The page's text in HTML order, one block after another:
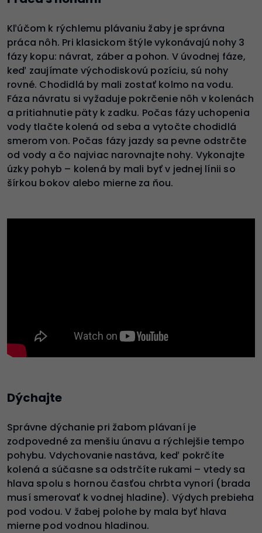
Kľúčom k rýchlemu plávaniu žaby je správna
práca nôh. Pri klasickom štýle vykonávajú nohy 3
fázy kopu: návrat, záber a pohon. V úvodnej fáze,
keď zaujímate východiskovú pozíciu, sú nohy
rovné. Chodidlá by mali zostať kolmo na vodu.
Fáza návratu si vyžaduje pokrčenie nôh v kolenách
a pritiahnutie päty k zadku. Počas fázy uchopenia
vody tlačte kolená od seba a vytočte chodidlá
smerom von. Počas fázy jazdy sa pevne odstrčte
od vody a čo najviac narovnajte nohy. Vykonajte
úzky pohyb – kolená by mali byť v jednej línii so
šírkou bokov alebo mierne za ňou.
Dýchajte
Správne dýchanie pri žabom plávaní je
zodpovedné za menšiu únavu a rýchlejšie tempo
pohybu. Vdychovanie nastáva, keď pokrčíte
kolená a súčasne sa odstrčíte rukami – vtedy sa
hlava spolu s hornou časťou chrbta vynorí (brada
musí smerovať k vodnej hladine). Výdych prebieha
pod vodou. V žabej polohe by mala byť hlava
mierne pod vodnou hladinou.